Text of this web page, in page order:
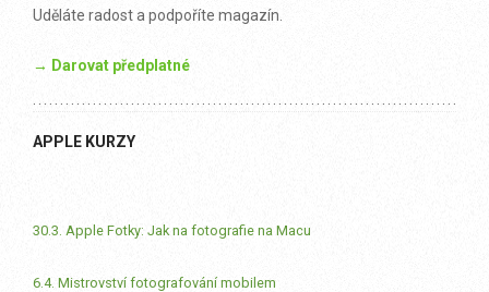
Uděláte radost a podpoříte magazín.
→ Darovat předplatné
APPLE KURZY
30.3. Apple Fotky: Jak na fotografie na Macu
6.4. Mistrovství fotografování mobilem